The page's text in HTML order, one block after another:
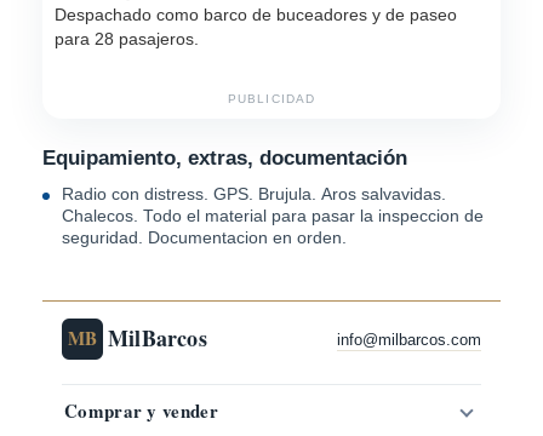
Despachado como barco de buceadores y de paseo
para 28 pasajeros.
PUBLICIDAD
Equipamiento, extras, documentación
Radio con distress. GPS. Brujula. Aros salvavidas.
Chalecos. Todo el material para pasar la inspeccion de
seguridad. Documentacion en orden.
MB MilBarcos info@milbarcos.com
Comprar y vender